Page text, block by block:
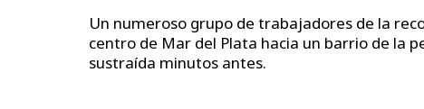
Un numeroso grupo de trabajadores de la
centro de Mar del Plata hacia un barrio de la
sustraída minutos antes.